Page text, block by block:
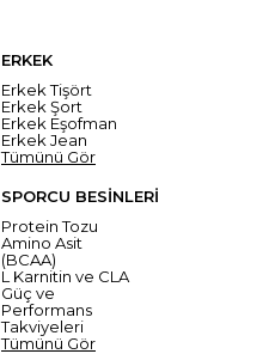
ERKEK
Erkek Tişört
Erkek Şort
Erkek Eşofman
Erkek Jean
Tümünü Gör
SPORCU BESİNLERİ
Protein Tozu
Amino Asit
(BCAA)
L Karnitin ve CLA
Güç ve
Performans
Takviyeleri
Tümünü Gör